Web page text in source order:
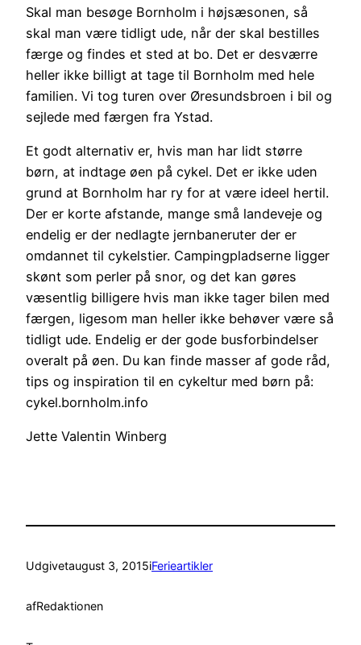
Skal man besøge Bornholm i højsæsonen, så
skal man være tidligt ude, når der skal bestilles
færge og findes et sted at bo. Det er desværre
heller ikke billigt at tage til Bornholm med hele
familien. Vi tog turen over Øresundsbroen i bil og
sejlede med færgen fra Ystad.
Et godt alternativ er, hvis man har lidt større
børn, at indtage øen på cykel. Det er ikke uden
grund at Bornholm har ry for at være ideel hertil.
Der er korte afstande, mange små landeveje og
endelig er der nedlagte jernbaneruter der er
omdannet til cykelstier. Campingpladserne ligger
skønt som perler på snor, og det kan gøres
væsentlig billigere hvis man ikke tager bilen med
færgen, ligesom man heller ikke behøver være så
tidligt ude. Endelig er der gode busforbindelser
overalt på øen. Du kan finde masser af gode råd,
tips og inspiration til en cykeltur med børn på:
cykel.bornholm.info
Jette Valentin Winberg
Udgivetaugust 3, 2015iFerieartikler
afRedaktionen